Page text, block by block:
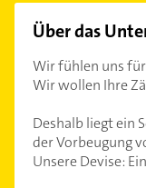
Über das
Wir fühlen uns
Wir wollen Ihre
Deshalb liegt ein
der Vorbeugung
Unsere Devise: